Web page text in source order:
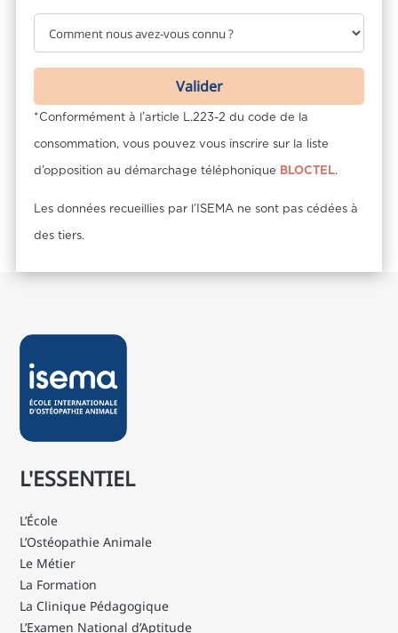
*Conformément à l’article L.223-2 du code de la
consommation, vous pouvez vous inscrire sur la liste
d’opposition au démarchage téléphonique BLOCTEL.
Les données recueillies par l’ISEMA ne sont pas cédées à
des tiers.
L'ESSENTIEL
L’École
L’Ostéopathie Animale
Le Métier
La Formation
La Clinique Pédagogique
L’Examen National d’Aptitude